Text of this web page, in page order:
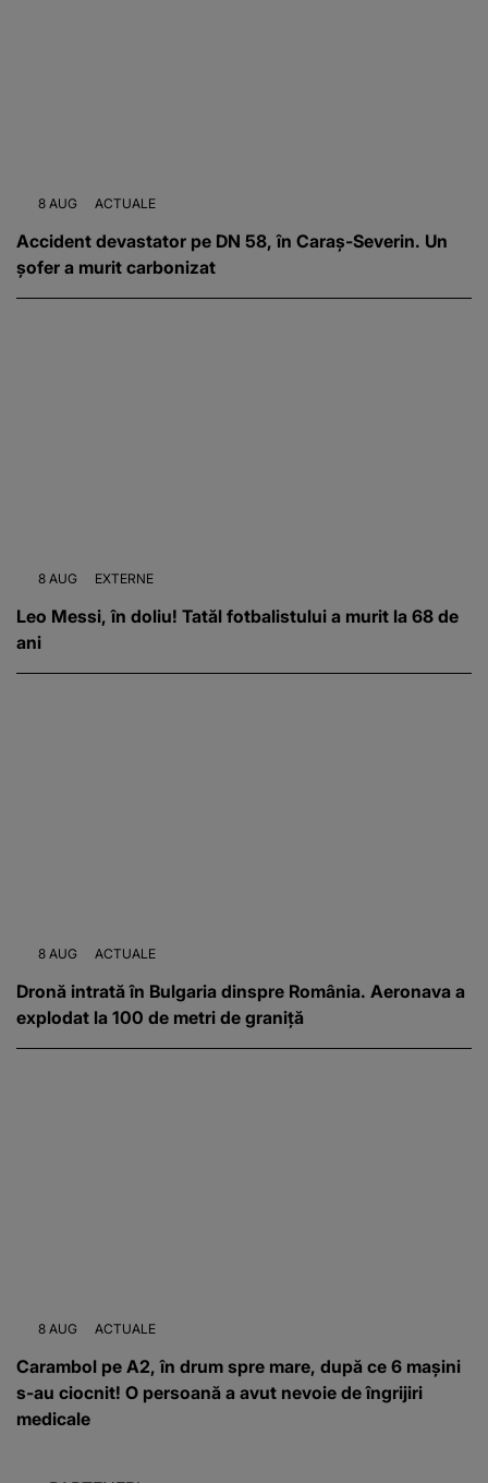
8 AUG ACTUALE
Accident devastator pe DN 58, în Caraș-Severin. Un
șofer a murit carbonizat
8 AUG EXTERNE
Leo Messi, în doliu! Tatăl fotbalistului a murit la 68 de
ani
8 AUG ACTUALE
Dronă intrată în Bulgaria dinspre România. Aeronava a
explodat la 100 de metri de graniță
8 AUG ACTUALE
Carambol pe A2, în drum spre mare, după ce 6 mașini
s-au ciocnit! O persoană a avut nevoie de îngrijiri
medicale